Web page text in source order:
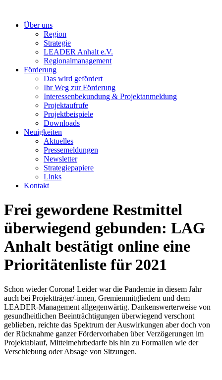
Über uns
Region
Strategie
LEADER Anhalt e.V.
Regionalmanagement
Förderung
Das wird gefördert
Ihr Weg zur Förderung
Interessenbekundung & Projektanmeldung
Projektaufrufe
Projektbeispiele
Downloads
Neuigkeiten
Aktuelles
Pressemeldungen
Newsletter
Strategiepapiere
Links
Kontakt
Frei gewordene Restmittel
überwiegend gebunden: LAG
Anhalt bestätigt online eine
Prioritätenliste für 2021
Schon wieder Corona! Leider war die Pandemie in diesem Jahr
auch bei Projektträger/-innen, Gremienmitgliedern und dem
LEADER-Management allgegenwärtig. Dankenswerterweise von
gesundheitlichen Beeinträchtigungen überwiegend verschont
geblieben, reichte das Spektrum der Auswirkungen aber doch von
der Rücknahme ganzer Fördervorhaben über Verzögerungen im
Projektablauf, Mittelmehrbedarfe bis hin zu Formalien wie der
Verschiebung oder Absage von Sitzungen.